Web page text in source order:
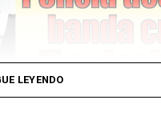
LEYENDO